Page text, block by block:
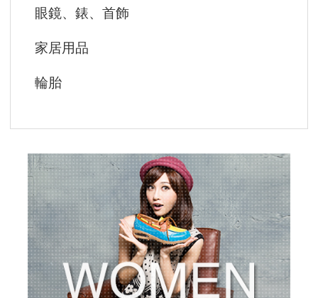
眼鏡、錶、首飾
家居用品
輪胎